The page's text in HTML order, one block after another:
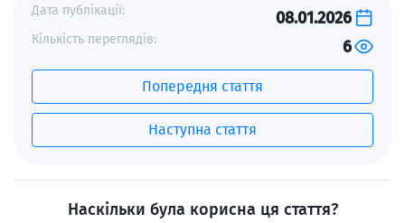
Дата публікації: 08.01.2026
Кількість переглядів: 6
Попередня стаття
Наступна стаття
Наскільки була корисна ця стаття?